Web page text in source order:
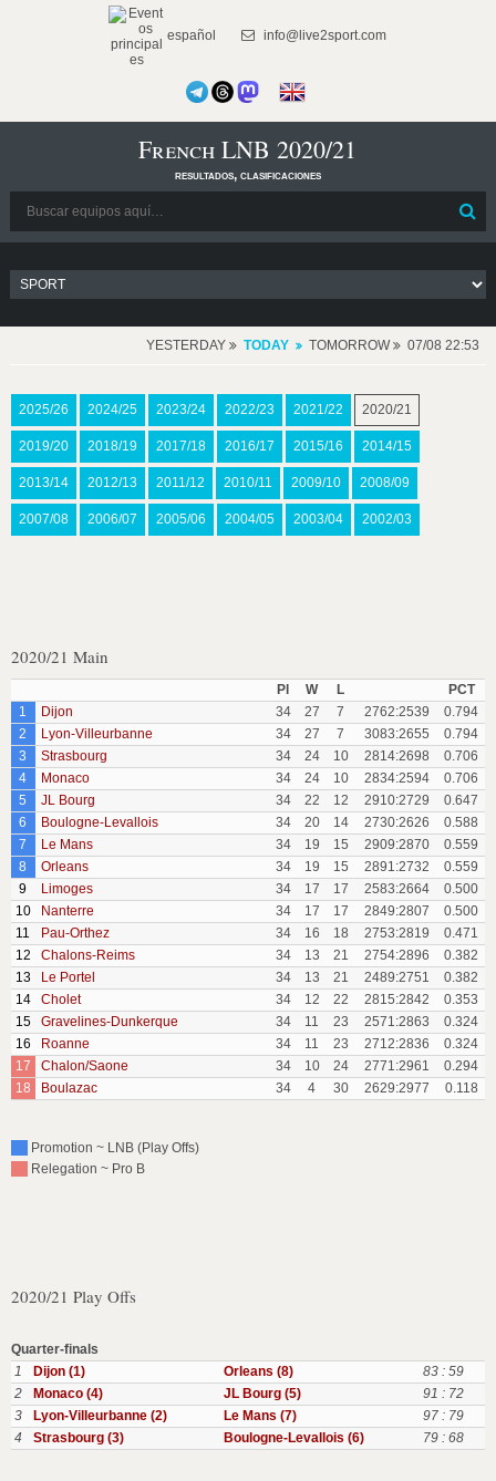
español info@live2sport.com
French LNB 2020/21
resultados, clasificaciones
YESTERDAY TODAY TOMORROW 07/08 22:53
2025/26 2024/25 2023/24 2022/23 2021/22 2020/21
2019/20 2018/19 2017/18 2016/17 2015/16 2014/15
2013/14 2012/13 2011/12 2010/11 2009/10 2008/09
2007/08 2006/07 2005/06 2004/05 2003/04 2002/03
2020/21 Main
Pl W L
PCT
1
Dijon 34 27 7 2762:2539
0.794
2
Lyon-Villeurbanne 34 27 7 3083:2655
0.794
3
Strasbourg 34 24 10 2814:2698
0.706
4
Monaco 34 24 10 2834:2594
0.706
5
JL Bourg 34 22 12 2910:2729
0.647
6
Boulogne-Levallois 34 20 14 2730:2626
0.588
7
Le Mans 34 19 15 2909:2870
0.559
8
Orleans 34 19 15 2891:2732
0.559
9
Limoges 34 17 17 2583:2664
0.500
10
Nanterre 34 17 17 2849:2807
0.500
11
Pau-Orthez 34 16 18 2753:2819
0.471
12
Chalons-Reims 34 13 21 2754:2896
0.382
13
Le Portel 34 13 21 2489:2751
0.382
14
Cholet 34 12 22 2815:2842
0.353
15
Gravelines-Dunkerque 34 11 23 2571:2863
0.324
16
Roanne 34 11 23 2712:2836
0.324
17
Chalon/Saone 34 10 24 2771:2961
0.294
18
Boulazac 34 4 30 2629:2977 0.118
Promotion ~ LNB (Play Offs)
Relegation ~ Pro B
2020/21 Play Offs
Quarter-finals
1
Dijon (1) Orleans (8)
83 : 59
2
Monaco (4) JL Bourg (5)
91 : 72
3
Lyon-Villeurbanne (2) Le Mans (7)
97 : 79
4
Strasbourg (3) Boulogne-Levallois (6) 79 : 68